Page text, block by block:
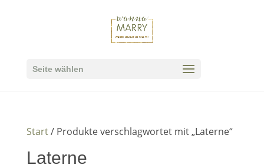
Seite wählen
Start/ Produkte verschlagwortet mit „Laterne“
Laterne